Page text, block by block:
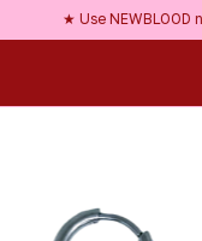
★ Use NEWBLOOD
★ Nossos acessórios são